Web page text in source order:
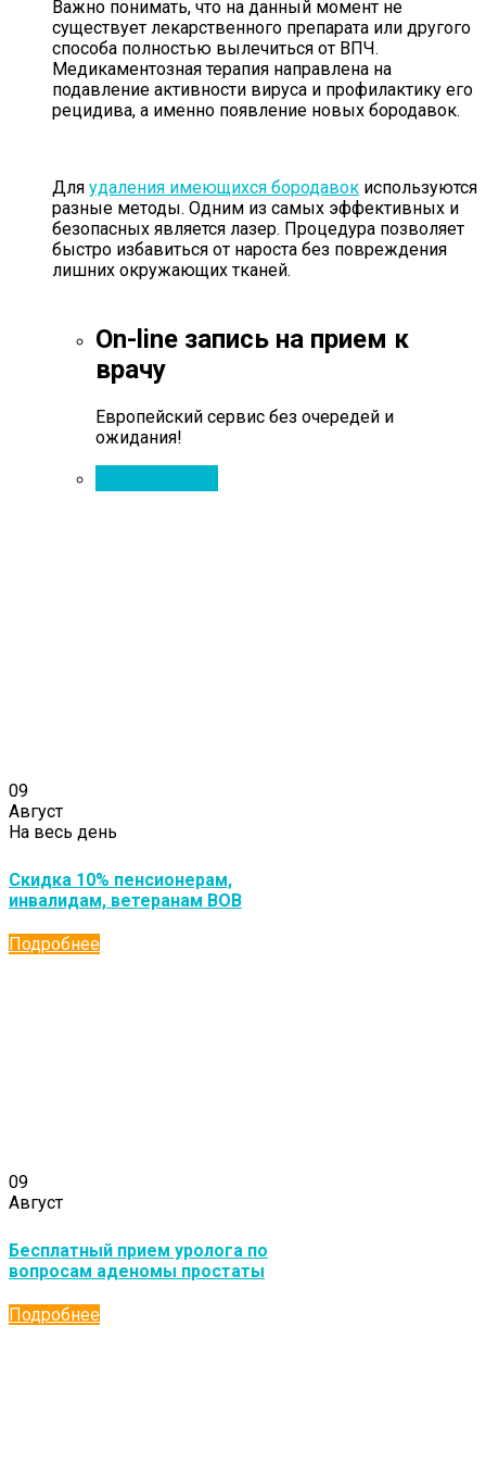
Важно понимать, что на данный момент не
существует лекарственного препарата или другого
способа полностью вылечиться от ВПЧ.
Медикаментозная терапия направлена на
подавление активности вируса и профилактику его
рецидива, а именно появление новых бородавок.
Для удаления имеющихся бородавок используются
разные методы. Одним из самых эффективных и
безопасных является лазер. Процедура позволяет
быстро избавиться от нароста без повреждения
лишних окружающих тканей.
On-line запись на прием к
врачу
Европейский сервис без очередей и
ожидания!
09
Август
На весь день
Скидка 10% пенсионерам,
инвалидам, ветеранам ВОВ
Подробнее
09
Август
Бесплатный прием уролога по
вопросам аденомы простаты
Подробнее